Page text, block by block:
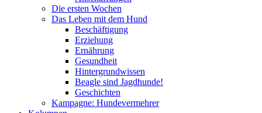
Die ersten Wochen
Das Leben mit dem Hund
Beschäftigung
Erziehung
Ernährung
Gesundheit
Hintergrundwissen
Beagle sind Jagdhunde!
Geschichten
Kampagne: Hundevermehrer